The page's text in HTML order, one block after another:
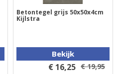
Betontegel grijs 50x50x4cm
Kijlstra
Bekijk
€ 16,25 € 19,95